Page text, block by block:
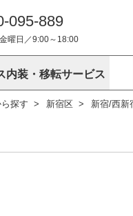
095-889
曜日／9:00～18:00
川
ら探す
ら探す
内装・移転サービス
ス内容
オフィスが選ばれる理由 空
ス紹介
探す 新宿区 新宿/西新